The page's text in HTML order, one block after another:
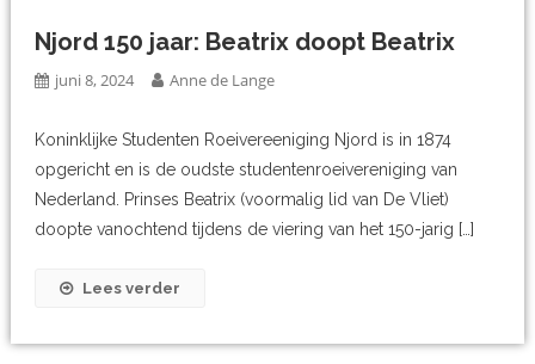
Njord 150 jaar: Beatrix doopt Beatrix
juni 8, 2024 Anne de Lange
Koninklijke Studenten Roeivereeniging Njord is in 1874
opgericht en is de oudste studentenroeivereniging van
Nederland. Prinses Beatrix (voormalig lid van De Vliet)
doopte vanochtend tijdens de viering van het 150-jarig […]
Lees verder